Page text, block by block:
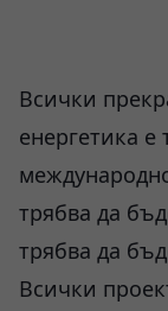
Всички
енергетика е
трябва да
трябва да
Всички